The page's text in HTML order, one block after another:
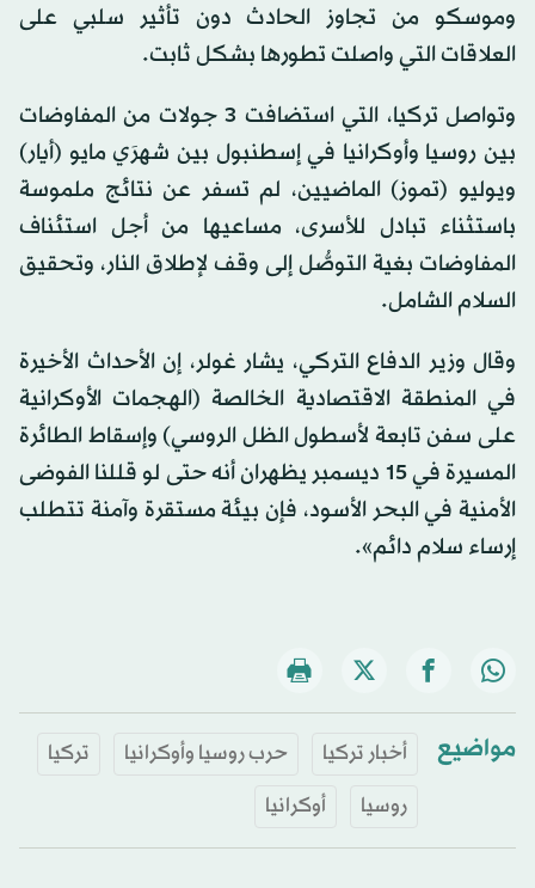
وموسكو من تجاوز الحادث دون تأثير سلبي على
العلاقات التي واصلت تطورها بشكل ثابت.
وتواصل تركيا، التي استضافت 3 جولات من المفاوضات
بين روسيا وأوكرانيا في إسطنبول بين شهرَي مايو (أيار)
ويوليو (تموز) الماضيين، لم تسفر عن نتائج ملموسة
باستثناء تبادل للأسرى، مساعيها من أجل استئناف
المفاوضات بغية التوصُّل إلى وقف لإطلاق النار، وتحقيق
السلام الشامل.
وقال وزير الدفاع التركي، يشار غولر، إن الأحداث الأخيرة
في المنطقة الاقتصادية الخالصة (الهجمات الأوكرانية
على سفن تابعة لأسطول الظل الروسي) وإسقاط الطائرة
المسيرة في 15 ديسمبر يظهران أنه حتى لو قللنا الفوضى
الأمنية في البحر الأسود، فإن بيئة مستقرة وآمنة تتطلب
إرساء سلام دائم».
مواضيع أخبار تركيا حرب روسيا وأوكرانيا
تركيا
روسيا
أوكرانيا